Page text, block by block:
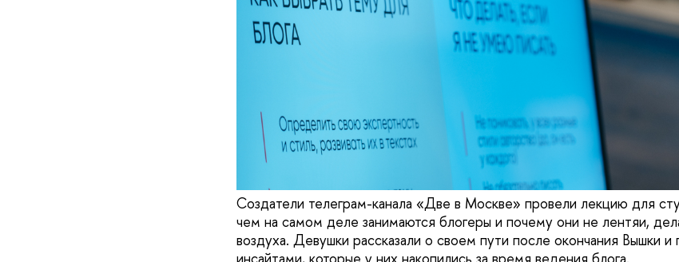
Создатели телеграм-канала «Две в Москве» провели лекцию для
чем на самом деле занимаются блогеры и почему они не лентяи,
воздуха. Девушки рассказали о своем пути после окончания Вышки
инсайтами, которые у них накопились за время ведения блога.